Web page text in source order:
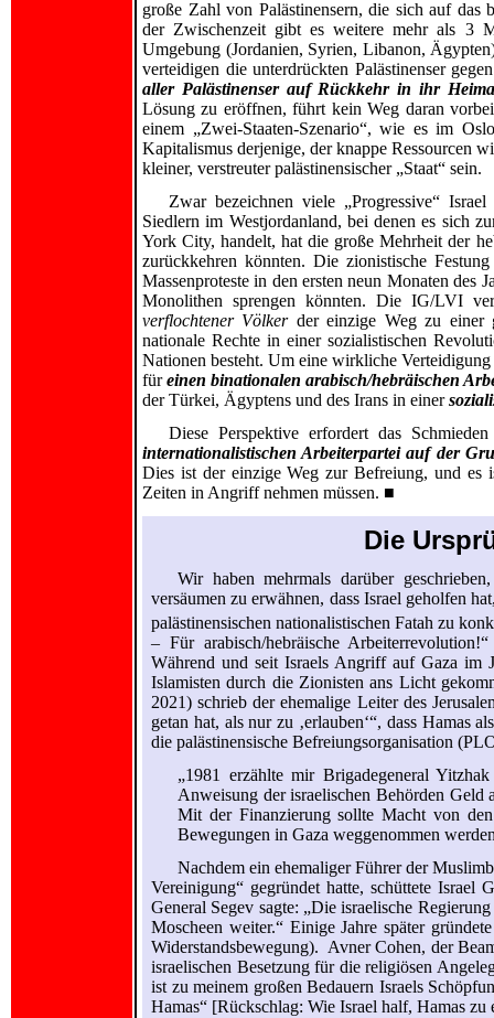
große Zahl von Palästinensern, die sich auf das
der Zwischenzeit gibt es weitere mehr als 3
Umgebung (Jordanien, Syrien, Libanon,
verteidigen die unterdrückten Palästinenser
aller Palästinenser auf Rückkehr in ihr
Lösung zu eröffnen, führt kein Weg daran
einem „Zwei-Staaten-Szenario“, wie es im
Kapitalismus derjenige, der knappe Ressourcen
kleiner, verstreuter palästinensischer „Staat“ sein.
Zwar bezeichnen viele „Progressive“
Siedlern im Westjordanland, bei denen es sich
York City, handelt, hat die große Mehrheit der
zurückkehren könnten. Die zionistische
Massenproteste in den ersten neun Monaten des
Monolithen sprengen könnten. Die IG/LVI
verflochtener Völkerder einzige Weg zu einer
nationale Rechte in einer sozialistischen
Nationen besteht. Um eine wirkliche
füreinen binationalen arabisch/hebräischen
der Türkei, Ägyptens und des Irans in einer
Diese Perspektive erfordert das
internationalistischen Arbeiterpartei auf der
Dies ist der einzige Weg zur Befreiung, und
Zeiten in Angriff nehmen müssen. ■
Die
Wir haben mehrmals darüber
versäumen zu erwähnen, dass Israel geholfen
palästinensischen nationalistischen Fatah zu
– Für arabisch/hebräische
Während und seit Israels Angriff auf Gaza im
Islamisten durch die Zionisten ans Licht
2021) schrieb der ehemalige Leiter des
getan hat, als nur zu ‚erlauben‘“, dass Hamas
die palästinensische Befreiungsorganisation
„1981 erzählte mir Brigadegeneral
Anweisung der israelischen Behörden
Mit der Finanzierung sollte Macht von den
Bewegungen in Gaza weggenommen
Nachdem ein ehemaliger Führer der
Vereinigung“ gegründet hatte, schüttete Israel
General Segev sagte: „Die israelische
Moscheen weiter.“ Einige Jahre später
Widerstandsbewegung). Avner Cohen, der
israelischen Besetzung für die religiösen
ist zu meinem großen Bedauern Israels
Hamas“ [Rückschlag: Wie Israel half, Hamas